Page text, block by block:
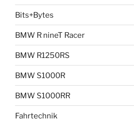
Bits+Bytes
BMW R nineT Racer
BMW R1250RS
BMW S1000R
BMW S1000RR
Fahrtechnik